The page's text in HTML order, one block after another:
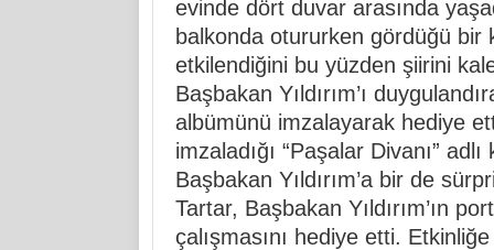
evinde dört duvar arasında
balkonda otururken gördüğü bir
etkilendiğini bu yüzden şiirini
Başbakan Yıldırım’ı
albümünü imzalayarak hediye
imzaladığı “Paşalar Divanı”
Başbakan Yıldırım’a bir de
Tartar, Başbakan Yıldırım’ın
çalışmasını hediye etti.